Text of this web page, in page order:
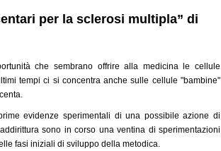
per la sclerosi multipla” di
che sembrano offrire alla medicina le cellule
tempi ci si concentra anche sulle cellule "bambine"
evidenze sperimentali di una possibile azione di
sono in corso una ventina di sperimentazioni
fasi iniziali di sviluppo della metodica.